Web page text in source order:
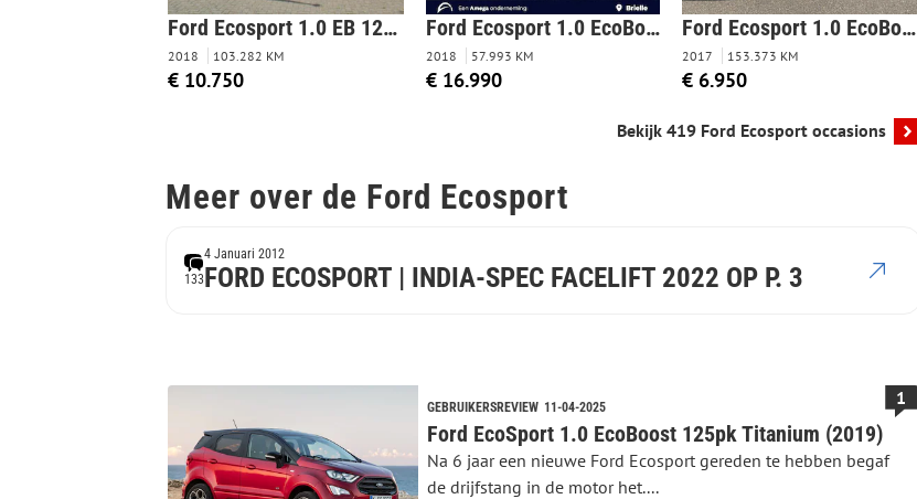
Ford Ecosport 1.0 EB 125pk ST-Line Black ECC/cruise/carplay-android/camera/navi/DAB/Wifi
2018 103.282 KM
€ 10.750
Ford Ecosport 1.0 EcoBoost ST-Line 125PK Panoramadak | Navigatie | Achteruitrijcamera
2018 57.993 KM
€ 16.990
Ford Ecosport 1.0 EcoBoost Titanium / AIRCO ECC / CRUISE / 153dkm!
2017 153.373 KM
€ 6.950
Bekijk 419 Ford Ecosport occasions
Meer over de Ford Ecosport
133FORD ECOSPORT | INDIA-SPEC FACELIFT 2022 OP P. 3
4 Januari 2012
GEBRUIKERSREVIEW 11-04-2025
Ford EcoSport 1.0 EcoBoost 125pk Titanium (2019)
Na 6 jaar een nieuwe Ford Ecosport gereden te hebben begaf
de drijfstang in de motor het....
1